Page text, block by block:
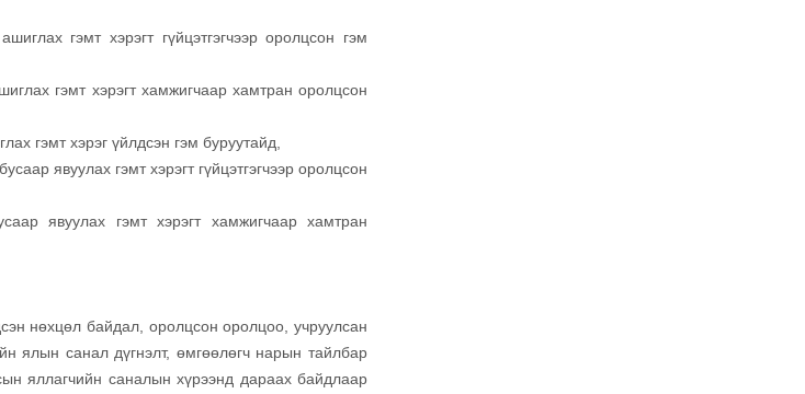
гэмт хэрэгт гүйцэтгэгчээр оролцсон гэм
гэмт хэрэгт хамжигчаар хамтран оролцсон
гэмт хэрэг үйлдсэн гэм буруутайд,
явуулах гэмт хэрэгт гүйцэтгэгчээр оролцсон
явуулах гэмт хэрэгт хамжигчаар хамтран
нөхцөл байдал, оролцсон оролцоо, учруулсан
ялын санал дүгнэлт, өмгөөлөгч нарын тайлбар
яллагчийн саналын хүрээнд дараах байдлаар